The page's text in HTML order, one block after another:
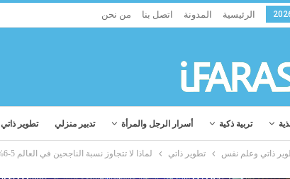
الرئيسية المدونة اتصل بنا من نحن
تربية ذكية أسرار الرجل والمرأة تدبير منزلي تطوير ذاتي
ذاتي وعلم نفس تطوير ذاتي لماذا لا تتجاوز نسبة الناجحين في العالم 5-6% ؟